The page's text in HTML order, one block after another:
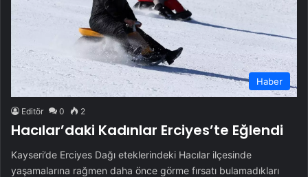
Haber
Editör 0 2
Hacılar’daki Kadınlar Erciyes’te Eğlendi
Kayseri’de Erciyes Dağı eteklerindeki Hacılar ilçesinde
yaşamalarına rağmen daha önce görme fırsatı bulamadıkları